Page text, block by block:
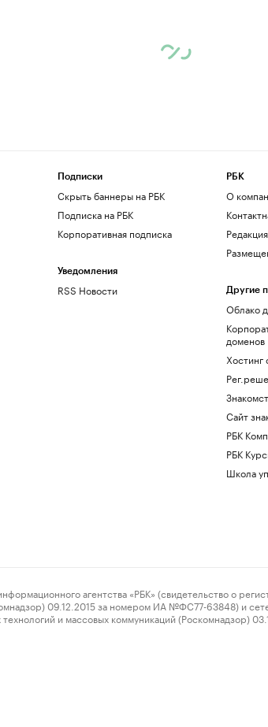
Подписки
Скрыть баннеры на РБК
Подписка на РБК
Корпоративная подписка
Уведомления
RSS Новости
РБК
О
Редакция
Другие
Облако
доменов
Хостинг
Сайт
РБК
РБК
Школа
агентства «РБК» (свидетельство о
09.12.2015 за номером ИА №ФС77-63848) и
и массовых коммуникаций (Роскомнадзор)